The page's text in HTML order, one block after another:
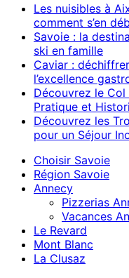
Les nuisibles à
comment s’en
Savoie : la
ski en famille
Caviar :
l’excellence
Découvrez le
Pratique et
Découvrez les
pour un Séjour
Choisir Savoie
Région Savoie
Annecy
Pizzerias
Vacances
Le Revard
Mont Blanc
La Clusaz